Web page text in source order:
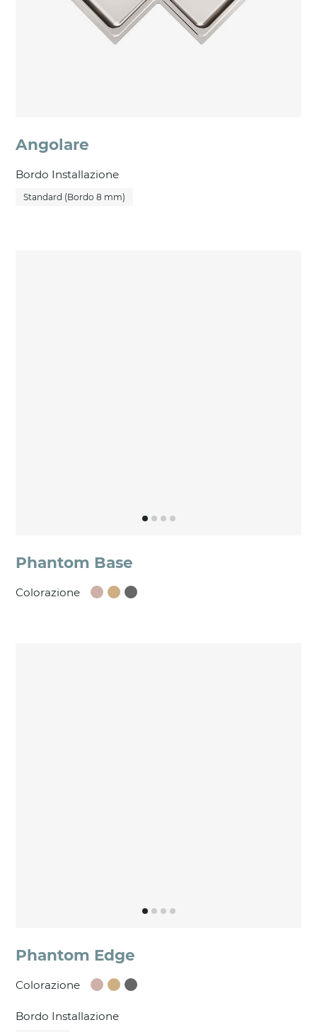
Angolare
Bordo Installazione
Standard (Bordo 8 mm)
Phantom Base
Colorazione
Phantom Edge
Colorazione
Bordo Installazione